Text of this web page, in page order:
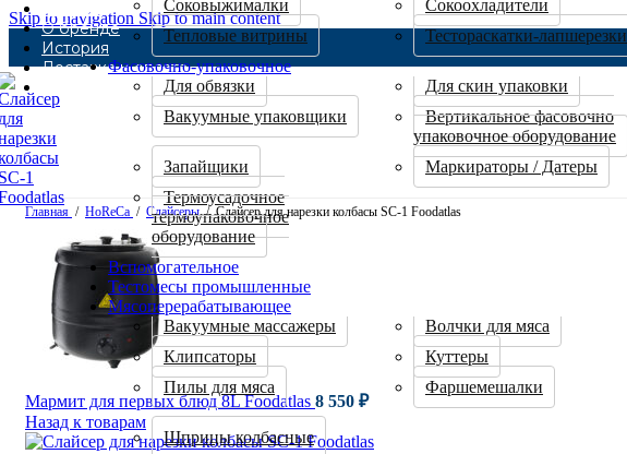
Skip to navigation Skip to main content
Каталог
О бренде
История
Доставка и оплата
Соковыжималки Сокоохладители
Тепловые витрины
Тестораскатки-лапшерезки
Фасовочно-упаковочное
Для обвязки
Для скин упаковки
Вакуумные упаковщики
Вертикальное фасовочно
упаковочное оборудование
Запайщики Маркираторы / Датеры
Термоусадочное
термоупаковочное
оборудование
Вспомогательное
Тестомесы промышленные
Мясоперерабатывающее
Вакуумные массажеры
Волчки для мяса
Клипсаторы
Куттеры
Пилы для мяса
Фаршемешалки
Шприцы колбасные
Главная / HoReCa / Слайсеры/Слайсер для нарезки колбасы SC-1 Foodatlas
Мармит для первых блюд 8L Foodatlas 8 550 ₽
Назад к товарам